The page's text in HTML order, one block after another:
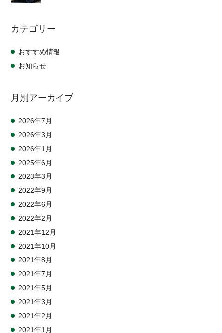
カテゴリー
おすすめ情報
お知らせ
月別アーカイブ
2026年7月
2026年3月
2026年1月
2025年6月
2023年3月
2022年9月
2022年6月
2022年2月
2021年12月
2021年10月
2021年8月
2021年7月
2021年5月
2021年3月
2021年2月
2021年1月